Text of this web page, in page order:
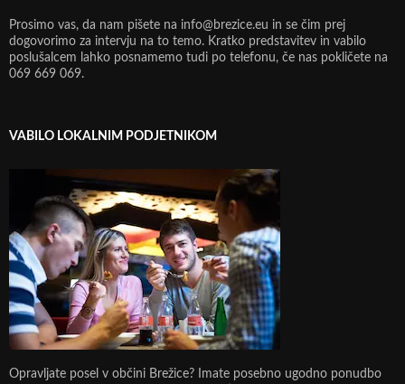
Prosimo vas, da nam pišete na info@brezice.eu in se čim prej
dogovorimo za intervju na to temo. Kratko predstavitev in vabilo
poslušalcem lahko posnamemo tudi po telefonu, če nas pokličete na
069 669 069.
VABILO LOKALNIM PODJETNIKOM
Opravljate posel v občini Brežice? Imate posebno ugodno ponudbo